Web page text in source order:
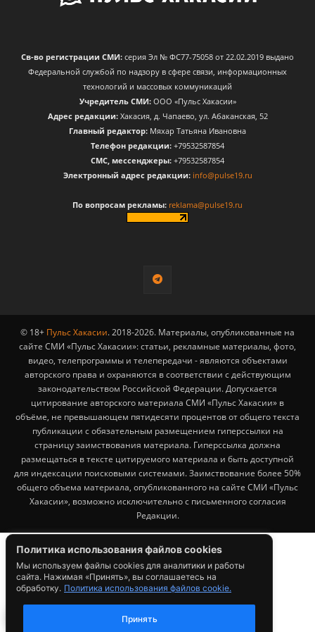
Политика использования файлов cookies
Мы используем файлы cookies для аналитики и работы
сайта. Нажимая «Принять», вы соглашаетесь на
обработку. Политика использования файлов cookie.
Принять
Св-во регистрации СМИ: серия Эл № ФС77-75058 от 22.02.2019 выдано
Федеральной службой по надзору в сфере связи, информационных
технологий и массовых коммуникаций
Учредитель СМИ:ООО «Пульс Хакасии»
Адрес редакции:Хакасия, д. Чапаево, ул. Абаканская, 52
Главный редактор: Мяхар Татьяна Ивановна
Телефон редакции: +79532587854
CМС, мессенджеры: +79532587854
Электронный адрес редакции: info@pulse19.ru
По вопросам рекламы: reklama@pulse19.ru
© 18+ Пульс Хакасии. 2018-2026. Материалы, опубликованные на
сайте СМИ «Пульс Хакасии»: статьи, рекламные материалы, фото,
видео, телепрограммы и телепередачи - являются объектами
авторского права и охраняются в соответствии с действующим
законодательством Российской Федерации. Допускается
цитирование авторского материала СМИ «Пульс Хакасии» в
объёме, не превышающем пятидесяти процентов от общего текста
публикации с обязательным размещением гиперссылки на
страницу заимствования материала. Гиперссылка должна
размещаться в тексте цитируемого материала и быть доступной
для индексации поисковыми системами. Заимствование более 50%
общего объема материала, опубликованного на сайте СМИ «Пульс
Хакасии», возможно исключительно с письменного согласия
Редакции.